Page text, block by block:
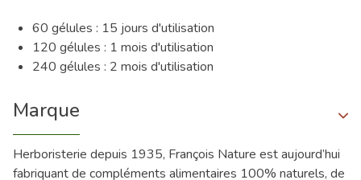
60 gélules : 15 jours d'utilisation
120 gélules : 1 mois d'utilisation
240 gélules : 2 mois d'utilisation
Marque
Herboristerie depuis 1935, François Nature est aujourd’hui
fabriquant de compléments alimentaires 100% naturels, de